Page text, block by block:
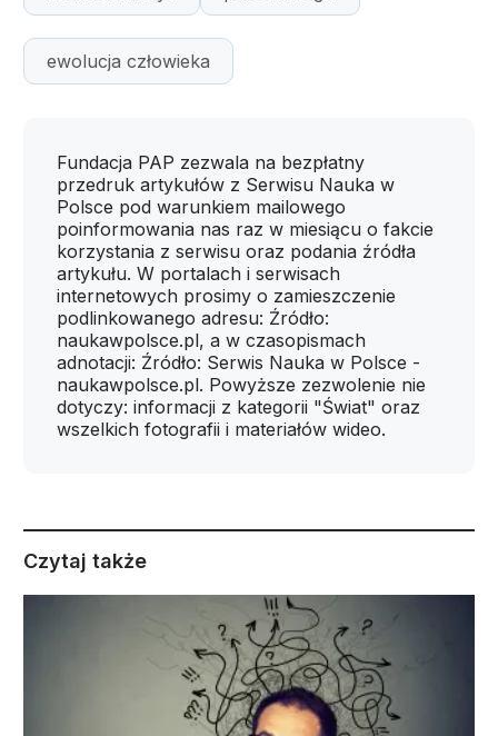
ewolucja człowieka
Fundacja PAP zezwala na bezpłatny
przedruk artykułów z Serwisu Nauka w
Polsce pod warunkiem mailowego
poinformowania nas raz w miesiącu o fakcie
korzystania z serwisu oraz podania źródła
artykułu. W portalach i serwisach
internetowych prosimy o zamieszczenie
podlinkowanego adresu: Źródło:
naukawpolsce.pl, a w czasopismach
adnotacji: Źródło: Serwis Nauka w Polsce -
naukawpolsce.pl. Powyższe zezwolenie nie
dotyczy: informacji z kategorii "Świat" oraz
wszelkich fotografii i materiałów wideo.
Czytaj także